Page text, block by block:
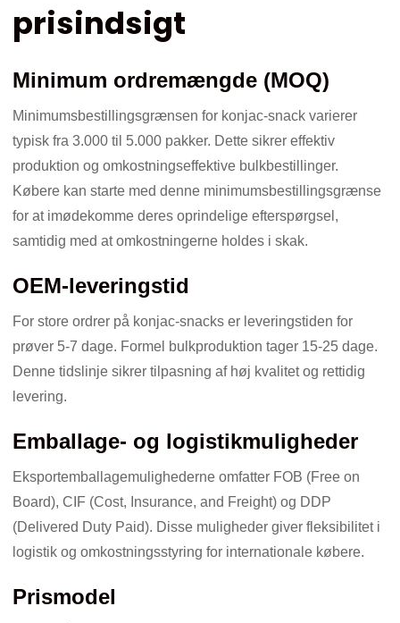
prisindsigt
Minimum ordremængde (MOQ)
Minimumsbestillingsgrænsen for konjac-snack varierer
typisk fra 3.000 til 5.000 pakker. Dette sikrer effektiv
produktion og omkostningseffektive bulkbestillinger.
Købere kan starte med denne minimumsbestillingsgrænse
for at imødekomme deres oprindelige efterspørgsel,
samtidig med at omkostningerne holdes i skak.
OEM-leveringstid
For store ordrer på konjac-snacks er leveringstiden for
prøver 5-7 dage. Formel bulkproduktion tager 15-25 dage.
Denne tidslinje sikrer tilpasning af høj kvalitet og rettidig
levering.
Emballage- og logistikmuligheder
Eksportemballagemulighederne omfatter FOB (Free on
Board), CIF (Cost, Insurance, and Freight) og DDP
(Delivered Duty Paid). Disse muligheder giver fleksibilitet i
logistik og omkostningsstyring for internationale købere.
Prismodel